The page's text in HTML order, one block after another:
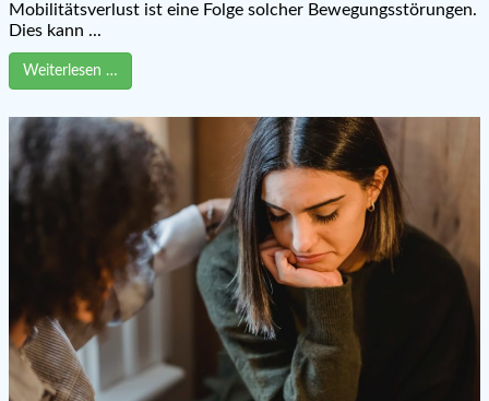
Mobilitätsverlust ist eine Folge solcher Bewegungsstörungen.
Dies kann ...
Weiterlesen …